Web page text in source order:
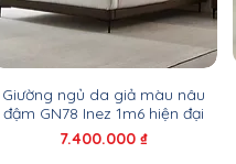
Giường ngủ da giả màu nâu
đậm GN78 Inez 1m6 hiện đại
Giá
7.400.000 ₫